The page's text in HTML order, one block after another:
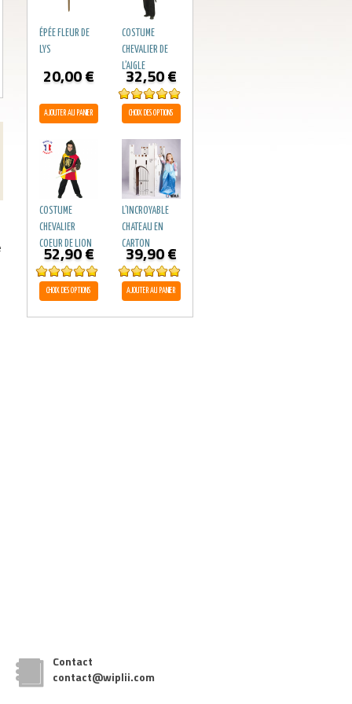
ÉPÉE FLEUR DE
LYS
20,00€
AJOUTER AU PANIER
COSTUME
CHEVALIER DE
L’AIGLE
Note5.00
sur 5
32,50€
CHOIX DES OPTIONS
COSTUME
CHEVALIER
COEUR DE LION
Note5.00
sur 5
52,90€
CHOIX DES OPTIONS
L’INCROYABLE
CHATEAU EN
CARTON
Note4.89
sur 5
39,90€
AJOUTER AU PANIER
Contact
contact@wiplii.com